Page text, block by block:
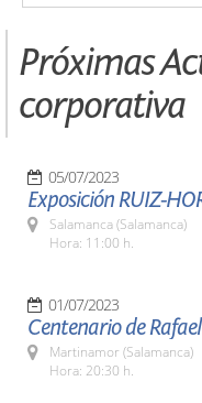
Próximas
corporativa
05/07/2023
Exposición RUIZ-
Salamanca (Salamanca)
Hora: 11:00 h.
01/07/2023
Centenario de
Martinamor (Salamanca)
Hora: 20:30 h.